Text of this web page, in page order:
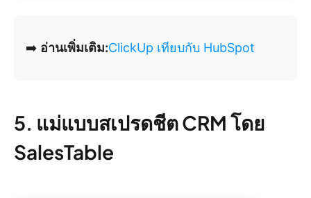
➡️ อ่านเพิ่มเติม:ClickUp เทียบกับ HubSpot
5. แม่แบบสเปรดชีต CRM โดย
SalesTable